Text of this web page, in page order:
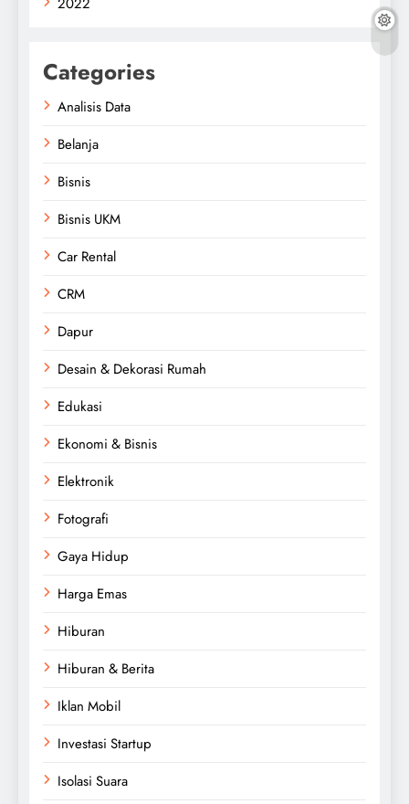
Categories
Analisis Data
Belanja
Bisnis
Bisnis UKM
Car Rental
CRM
Dapur
Desain & Dekorasi Rumah
Edukasi
Ekonomi & Bisnis
Elektronik
Fotografi
Gaya Hidup
Harga Emas
Hiburan
Hiburan & Berita
Iklan Mobil
Investasi Startup
Isolasi Suara